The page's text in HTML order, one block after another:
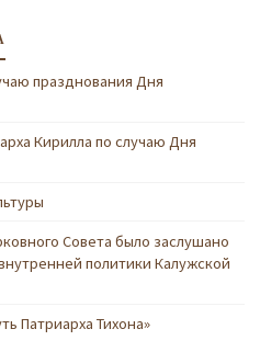
празднования Дня
Кирилла по случаю Дня
Совета было заслушано
политики Калужской
Патриарха Тихона»